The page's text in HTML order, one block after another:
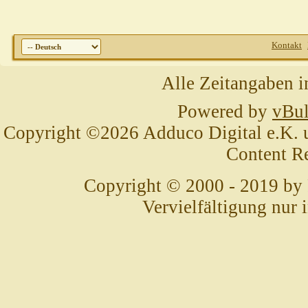
Kontakt
Alle Zeitangaben
Powered by
Copyright ©2026 Adduco Digital e.K.
Content
Copyright © 2000 - 2019 by
Vervielfältigung nur